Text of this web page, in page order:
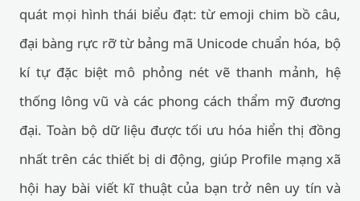
quát mọi hình thái biểu đạt: từ emoji chim bồ câu,
đại bàng rực rỡ từ bảng mã Unicode chuẩn hóa, bộ
kí tự đặc biệt mô phỏng nét vẽ thanh mảnh, hệ
thống lông vũ và các phong cách thẩm mỹ đương
đại. Toàn bộ dữ liệu được tối ưu hóa hiển thị đồng
nhất trên các thiết bị di động, giúp Profile mạng xã
hội hay bài viết kĩ thuật của bạn trở nên uy tín và